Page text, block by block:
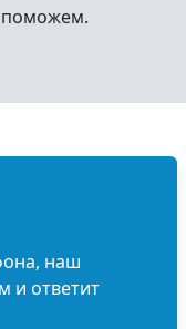
наш
и ответит